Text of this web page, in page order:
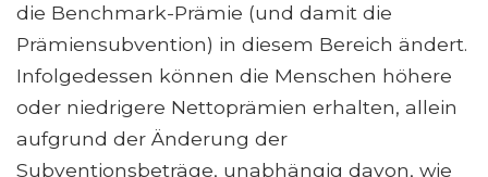
die Benchmark-Prämie (und damit die
Prämiensubvention) in diesem Bereich ändert.
Infolgedessen können die Menschen höhere
oder niedrigere Nettoprämien erhalten, allein
aufgrund der Änderung der
Subventionsbeträge, unabhängig davon, wie